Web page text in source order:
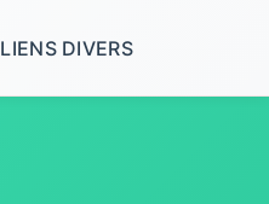
LIENS DIVERS